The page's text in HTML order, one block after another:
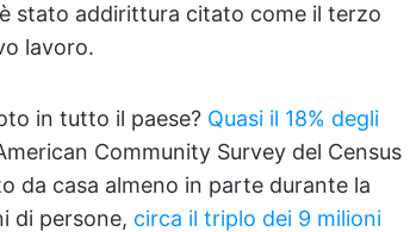
stato addirittura citato come il terzo
lavoro.
in tutto il paese? Quasi il 18% degli
Community Survey del Census
da casa almeno in parte durante la
di persone, circa il triplo dei 9 milioni